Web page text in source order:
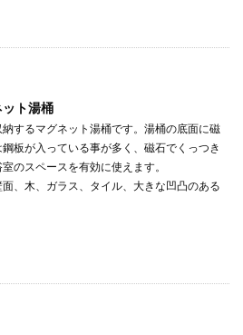
ト湯桶
するマグネット湯桶です。湯桶の底面に磁
板が入っている事が多く、磁石でくっつき
のスペースを有効に使えます。
、木、ガラス、タイル、大きな凹凸のある